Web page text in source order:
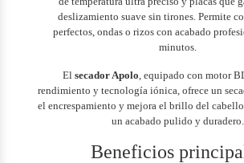
deslizamiento suave sin tirones. Permite
perfectos, ondas o rizos con acabado
minutos.
El secador Apolo , equipado con motor
rendimiento y tecnología iónica, ofrece un
el encrespamiento y mejora el brillo del
un acabado pulido y duradero.
Beneficios